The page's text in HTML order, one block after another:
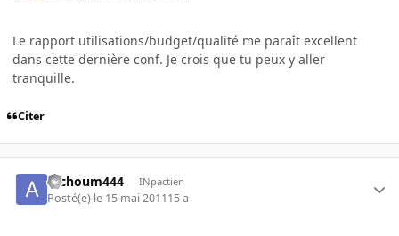
Le rapport utilisations/budget/qualité me paraît excellent
dans cette dernière conf. Je crois que tu peux y aller
tranquille.
Citer
atchoum444 INpactien
Posté(e) le 15 mai 201115 a